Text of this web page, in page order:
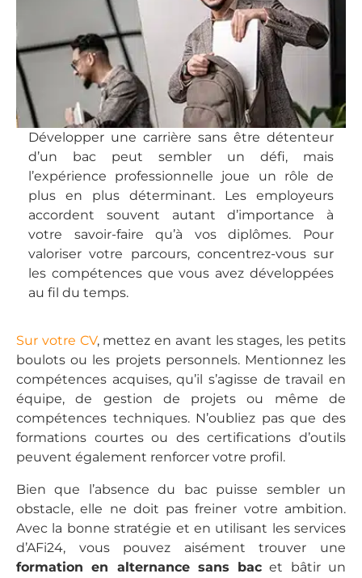
Développer une carrière sans être détenteur
d’un bac peut sembler un défi, mais
l’expérience professionnelle joue un rôle de
plus en plus déterminant. Les employeurs
accordent souvent autant d’importance à
votre savoir-faire qu’à vos diplômes. Pour
valoriser votre parcours, concentrez-vous sur
les compétences que vous avez développées
au fil du temps.
Sur votre CV, mettez en avant les stages, les petits
boulots ou les projets personnels. Mentionnez les
compétences acquises, qu’il s’agisse de travail en
équipe, de gestion de projets ou même de
compétences techniques. N’oubliez pas que des
formations courtes ou des certifications d’outils
peuvent également renforcer votre profil.
Bien que l’absence du bac puisse sembler un
obstacle, elle ne doit pas freiner votre ambition.
Avec la bonne stratégie et en utilisant les services
d’AFi24, vous pouvez aisément trouver une
formation en alternance sans bac et bâtir un